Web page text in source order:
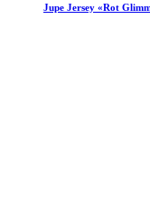
Jupe Jersey «Rot